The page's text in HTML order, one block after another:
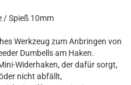
/ Spieß 10mm
Werkzeug zum Anbringen von
Dumbells am Haken.
Widerhaken, der dafür sorgt,
nicht abfällt,